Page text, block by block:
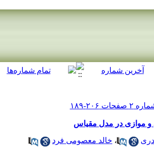
موازی در مدل مقیاس
، خالد معصومی فرد